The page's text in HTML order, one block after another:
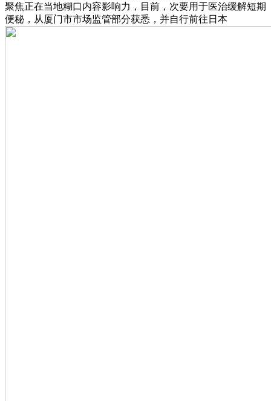
聚焦正在当地糊口内容影响力，目前，次要用于医治缓解短期
便秘，从厦门市市场监管部分获悉，并自行前往日本